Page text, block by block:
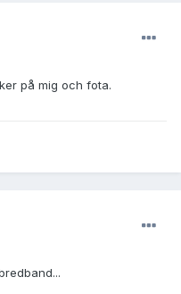
på mig och fota.